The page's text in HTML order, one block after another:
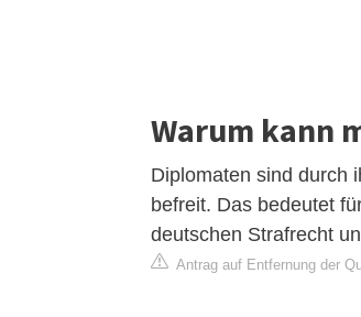
Warum kann
Diplomaten sind durch
befreit. Das bedeutet
deutschen Strafrecht
Antrag auf Entfernung der